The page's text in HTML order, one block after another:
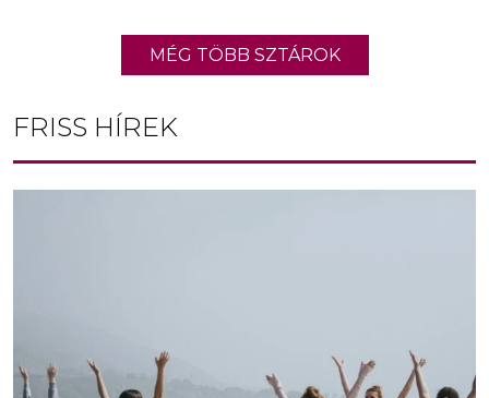
MÉG TÖBB SZTÁROK
FRISS HÍREK